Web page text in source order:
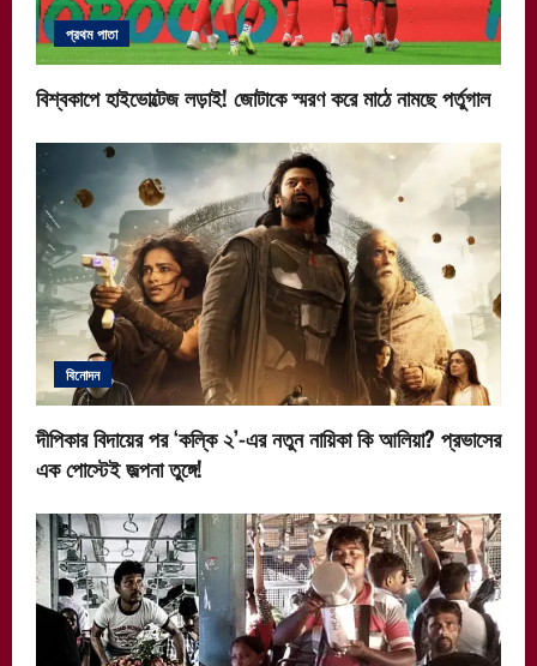
প্রথম পাতা
বিশ্বকাপে হাইভোল্টেজ লড়াই! জোটাকে স্মরণ করে মাঠে নামছে পর্তুগাল
বিনোদন
দীপিকার বিদায়ের পর ‘কল্কি ২’-এর নতুন নায়িকা কি আলিয়া? প্রভাসের
এক পোস্টেই জল্পনা তুঙ্গে!